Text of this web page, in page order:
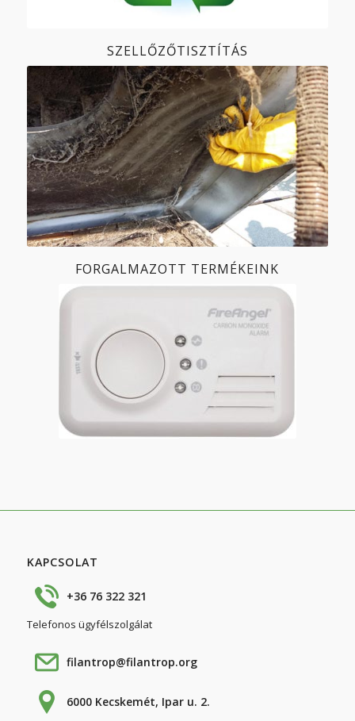
SZELLŐZŐTISZTÍTÁS
FORGALMAZOTT TERMÉKEINK
KAPCSOLAT
+36 76 322 321
Telefonos ügyfélszolgálat
filantrop@filantrop.org
6000 Kecskemét, Ipar u. 2.